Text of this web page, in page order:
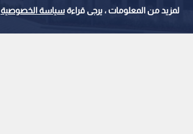
لمزيد من المعلومات ، يرجى قراءةسياسة الخصوصية